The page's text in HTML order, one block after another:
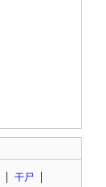
干尸